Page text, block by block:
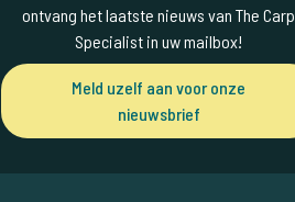
ontvang het laatste nieuws van The Carp
Specialist in uw mailbox!
Meld uzelf aan voor onze
nieuwsbrief